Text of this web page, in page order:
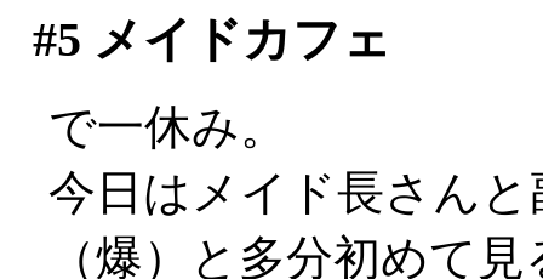
#5 メイドカフェ
で一休み。
今日はメイド長さん
（爆）と多分初めて